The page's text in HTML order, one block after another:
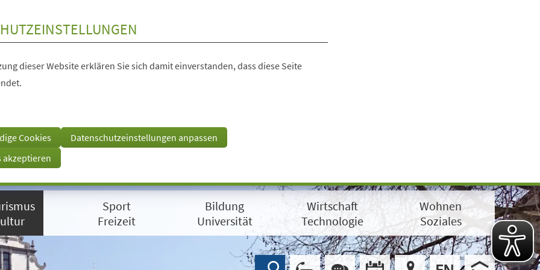
dieser Website erklären Sie sich damit einverstanden, dass diese Seite
Cookies
Datenschutzeinstellungen anpassen
akzeptieren
Sport
Freizeit
Bildung
Universität
Wirtschaft
Technologie
Wohnen
Soziales